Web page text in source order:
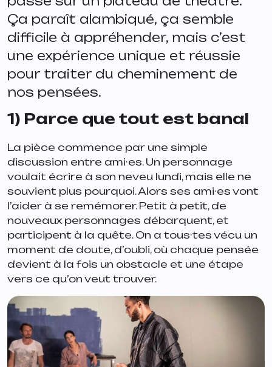
Ça paraît alambiqué, ça semble
difficile à appréhender, mais c’est
une expérience unique et réussie
pour traiter du cheminement de
nos pensées.
1) Parce que tout est banal
La pièce commence par une simple
discussion entre ami·es. Un personnage
voulait écrire à son neveu lundi, mais elle ne
souvient plus pourquoi. Alors ses ami·es vont
l’aider à se remémorer. Petit à petit, de
nouveaux personnages débarquent, et
participent à la quête. On a tous·tes vécu un
moment de doute, d’oubli, où chaque pensée
devient à la fois un obstacle et une étape
vers ce qu’on veut trouver.